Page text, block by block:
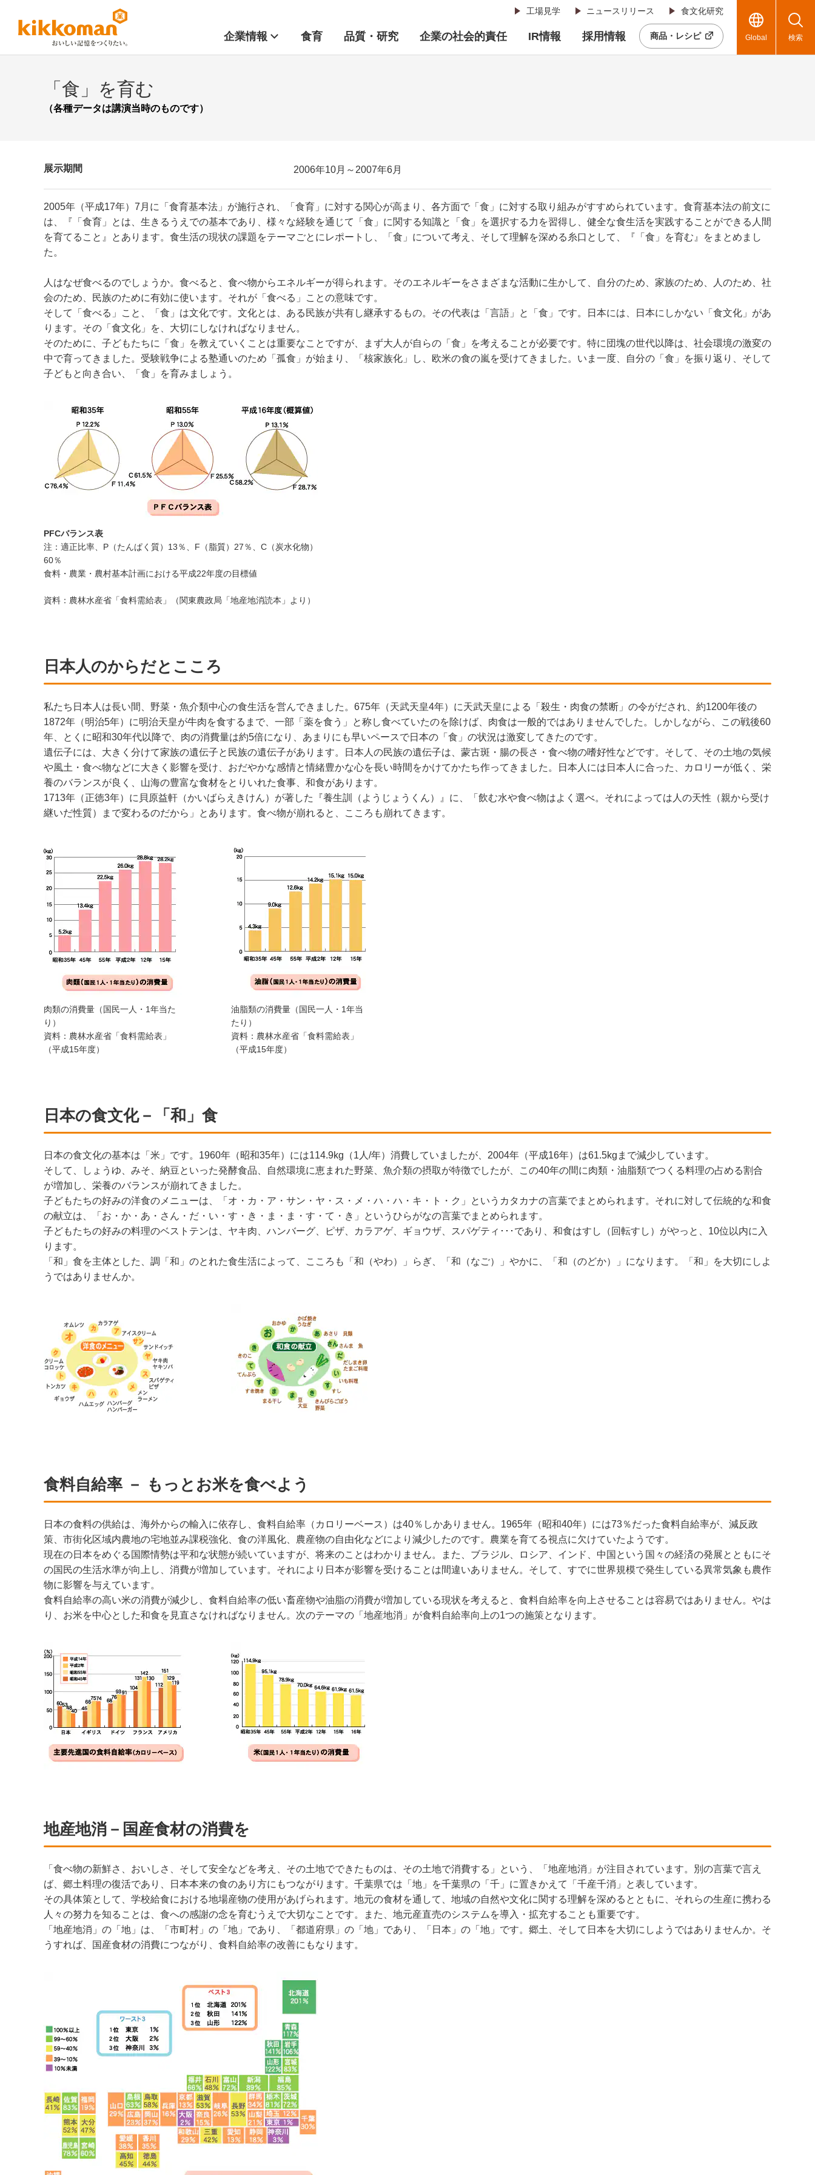
工場見学 ニュースリリース 食文化研究
企業情報 食育 品質・研究 企業の社会的責任 IR情報 採用情報 商品・レシピ Global 検索
「食」を育む
（各種データは講演当時のものです）
展示期間 2006年10月～2007年6月
2005年（平成17年）7月に「食育基本法」が施行され、「食育」に対する関心が高まり、各方面で「食」に対する取り組みがすすめられています。食育基本法の前文に
は、『「食育」とは、生きるうえでの基本であり、様々な経験を通じて「食」に関する知識と「食」を選択する力を習得し、健全な食生活を実践することができる人間
を育てること』とあります。食生活の現状の課題をテーマごとにレポートし、「食」について考え、そして理解を深める糸口として、『「食」を育む』をまとめまし
た。
人はなぜ食べるのでしょうか。食べると、食べ物からエネルギーが得られます。そのエネルギーをさまざまな活動に生かして、自分のため、家族のため、人のため、社
会のため、民族のために有効に使います。それが「食べる」ことの意味です。
そして「食べる」こと、「食」は文化です。文化とは、ある民族が共有し継承するもの。その代表は「言語」と「食」です。日本には、日本にしかない「食文化」があ
ります。その「食文化」を、大切にしなければなりません。
そのために、子どもたちに「食」を教えていくことは重要なことですが、まず大人が自らの「食」を考えることが必要です。特に団塊の世代以降は、社会環境の激変の
中で育ってきました。受験戦争による塾通いのため「孤食」が始まり、「核家族化」し、欧米の食の嵐を受けてきました。いま一度、自分の「食」を振り返り、そして
子どもと向き合い、「食」を育みましょう。
PFCバランス表
注：適正比率、P（たんぱく質）13％、F（脂質）27％、C（炭水化物）
60％
食料・農業・農村基本計画における平成22年度の目標値
資料：農林水産省「食料需給表」（関東農政局「地産地消読本」より）
日本人のからだとこころ
私たち日本人は長い間、野菜・魚介類中心の食生活を営んできました。675年（天武天皇4年）に天武天皇による「殺生・肉食の禁断」の令がだされ、約1200年後の
1872年（明治5年）に明治天皇が牛肉を食するまで、一部「薬を食う」と称し食べていたのを除けば、肉食は一般的ではありませんでした。しかしながら、この戦後60
年、とくに昭和30年代以降で、肉の消費量は約5倍になり、あまりにも早いペースで日本の「食」の状況は激変してきたのです。
遺伝子には、大きく分けて家族の遺伝子と民族の遺伝子があります。日本人の民族の遺伝子は、蒙古斑・腸の長さ・食べ物の嗜好性などです。そして、その土地の気候
や風土・食べ物などに大きく影響を受け、おだやかな感情と情緒豊かな心を長い時間をかけてかたち作ってきました。日本人には日本人に合った、カロリーが低く、栄
養のバランスが良く、山海の豊富な食材をとりいれた食事、和食があります。
1713年（正徳3年）に貝原益軒（かいばらえきけん）が著した『養生訓（ようじょうくん）』に、「飲む水や食べ物はよく選べ。それによっては人の天性（親から受け
継いだ性質）まで変わるのだから」とあります。食べ物が崩れると、こころも崩れてきます。
肉類の消費量（国民一人・1年当た
り）
資料：農林水産省「食料需給表」
（平成15年度）
油脂類の消費量（国民一人・1年当
たり）
資料：農林水産省「食料需給表」
（平成15年度）
日本の食文化－「和」食
日本の食文化の基本は「米」です。1960年（昭和35年）には114.9kg（1人/年）消費していましたが、2004年（平成16年）は61.5kgまで減少しています。
そして、しょうゆ、みそ、納豆といった発酵食品、自然環境に恵まれた野菜、魚介類の摂取が特徴でしたが、この40年の間に肉類・油脂類でつくる料理の占める割合
が増加し、栄養のバランスが崩れてきました。
子どもたちの好みの洋食のメニューは、「オ・カ・ア・サン・ヤ・ス・メ・ハ・ハ・キ・ト・ク」というカタカナの言葉でまとめられます。それに対して伝統的な和食
の献立は、「お・か・あ・さん・だ・い・す・き・ま・ま・す・て・き」というひらがなの言葉でまとめられます。
子どもたちの好みの料理のベストテンは、ヤキ肉、ハンバーグ、ピザ、カラアゲ、ギョウザ、スパゲティ･･･であり、和食はすし（回転すし）がやっと、10位以内に入
ります。
「和」食を主体とした、調「和」のとれた食生活によって、こころも「和（やわ）」らぎ、「和（なご）」やかに、「和（のどか）」になります。「和」を大切にしよ
うではありませんか。
食料自給率 － もっとお米を食べよう
日本の食料の供給は、海外からの輸入に依存し、食料自給率（カロリーベース）は40％しかありません。1965年（昭和40年）には73％だった食料自給率が、減反政
策、市街化区域内農地の宅地並み課税強化、食の洋風化、農産物の自由化などにより減少したのです。農業を育てる視点に欠けていたようです。
現在の日本をめぐる国際情勢は平和な状態が続いていますが、将来のことはわかりません。また、ブラジル、ロシア、インド、中国という国々の経済の発展とともにそ
の国民の生活水準が向上し、消費が増加しています。それにより日本が影響を受けることは間違いありません。そして、すでに世界規模で発生している異常気象も農作
物に影響を与えています。
食料自給率の高い米の消費が減少し、食料自給率の低い畜産物や油脂の消費が増加している現状を考えると、食料自給率を向上させることは容易ではありません。やは
り、お米を中心とした和食を見直さなければなりません。次のテーマの「地産地消」が食料自給率向上の1つの施策となります。
地産地消－国産食材の消費を
「食べ物の新鮮さ、おいしさ、そして安全などを考え、その土地でできたものは、その土地で消費する」という、「地産地消」が注目されています。別の言葉で言え
ば、郷土料理の復活であり、日本本来の食のあり方にもつながります。千葉県では「地」を千葉県の「千」に置きかえて「千産千消」と表しています。
その具体策として、学校給食における地場産物の使用があげられます。地元の食材を通して、地域の自然や文化に関する理解を深めるとともに、それらの生産に携わる
人々の努力を知ることは、食への感謝の念を育むうえで大切なことです。また、地元産直売のシステムを導入・拡充することも重要です。
「地産地消」の「地」は、「市町村」の「地」であり、「都道府県」の「地」であり、「日本」の「地」です。郷土、そして日本を大切にしようではありませんか。そ
うすれば、国産食材の消費につながり、食料自給率の改善にもなります。